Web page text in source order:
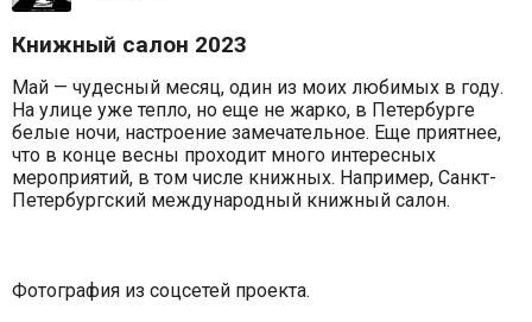
Книжный салон 2023
Май — чудесный месяц, один из моих любимых в году.
На улице уже тепло, но еще не жарко, в Петербурге
белые ночи, настроение замечательное. Еще приятнее,
что в конце весны проходит много интересных
мероприятий, в том числе книжных. Например, Санкт-
Петербургский международный книжный салон.
Фотография из соцсетей проекта.